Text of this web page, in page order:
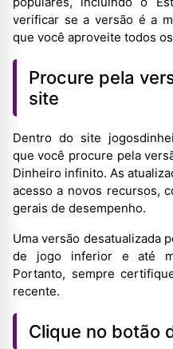
verificar se a versão é a
que você aproveite todos
Procure pela
site
Dentro do site
que você procure pela
Dinheiro infinito. As
acesso a novos recursos,
gerais de desempenho.
Uma versão desatualizada
de jogo inferior e até
Portanto, sempre
recente.
Clique no botão